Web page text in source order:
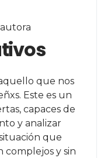
autora
que nos
Este es un
capaces de
y analizar
que
complejos y sin